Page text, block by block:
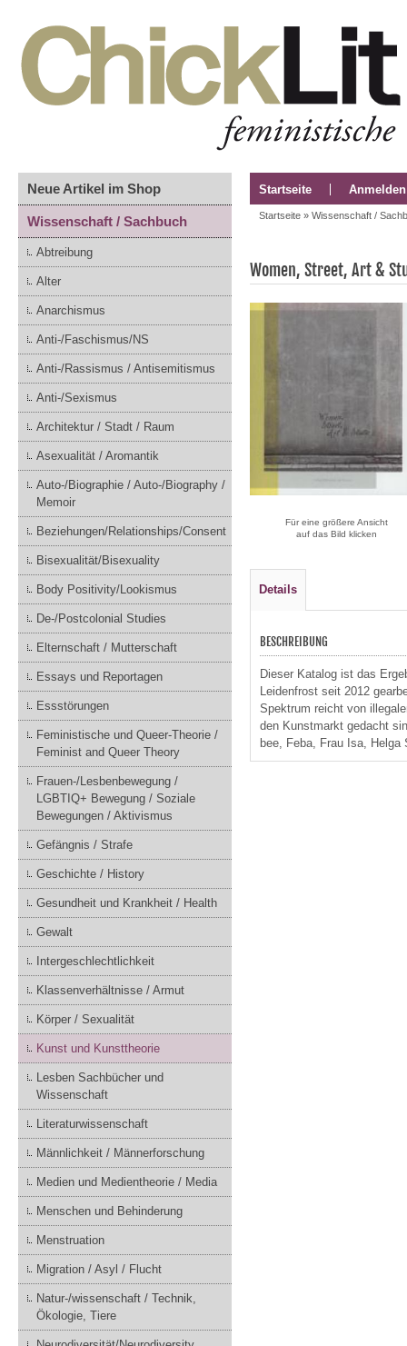
Neue Artikel im Shop
Wissenschaft / Sachbuch
Abtreibung
Alter
Anarchismus
Anti-/Faschismus/NS
Anti-/Rassismus / Antisemitismus
Anti-/Sexismus
Architektur / Stadt / Raum
Asexualität / Aromantik
Auto-/Biographie / Auto-/Biography /
Memoir
Beziehungen/Relationships/Consent
Bisexualität/Bisexuality
Body Positivity/Lookismus
De-/Postcolonial Studies
Elternschaft / Mutterschaft
Essays und Reportagen
Essstörungen
Feministische und Queer-Theorie /
Feminist and Queer Theory
Frauen-/Lesbenbewegung /
LGBTIQ+ Bewegung / Soziale
Bewegungen / Aktivismus
Gefängnis / Strafe
Geschichte / History
Gesundheit und Krankheit / Health
Gewalt
Intergeschlechtlichkeit
Klassenverhältnisse / Armut
Körper / Sexualität
Kunst und Kunsttheorie
Lesben Sachbücher und
Wissenschaft
Literaturwissenschaft
Männlichkeit / Männerforschung
Medien und Medientheorie / Media
Menschen und Behinderung
Menstruation
Migration / Asyl / Flucht
Natur-/wissenschaft / Technik,
Ökologie, Tiere
Startseite Anmelden
Startseite » Wissenschaft /
Women, Street, Art &
Für eine größere Ansicht
auf das Bild klicken
Details
BESCHREIBUNG
Dieser Katalog ist das
Leidenfrost seit 2012
Spektrum reicht von
den Kunstmarkt gedacht
bee, Feba, Frau Isa,